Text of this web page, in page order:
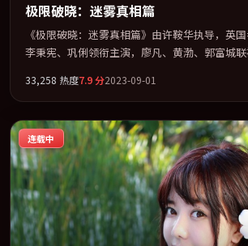
极限破晓：迷雾真相篇
《极限破晓：迷雾真相篇》由许鞍华执导，英国
李秉宪、巩俐领衔主演，廖凡、黄渤、郭富城
架，在叙事、表演与视听上力求统一。定于
及主流平台同步亮相，2023 年度话题片中口碑
节与人物弧光的观众完整观看。
33,258 热度7.9分2023-09-01
连载中